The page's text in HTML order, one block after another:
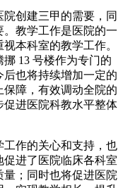
创建三甲的需要，同
教学工作是医院的一
本科室的教学工作。
13 号楼作为专门的
也将持续增加一定的
障，有效调动全院的
进医院科教水平整体
作的关心和支持，也
进了医院临床各科室
；同时也将促进医院